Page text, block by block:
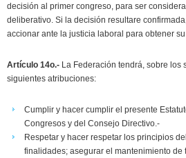
decisión al primer congreso, para ser
deliberativo. Si la decisión resultare
accionar ante la justicia laboral para obtener
Artículo 14o.- La Federación tendrá, sobre los
siguientes atribuciones:
Cumplir y hacer cumplir el presente
Congresos y del Consejo Directivo.-
Respetar y hacer respetar los principios
finalidades; asegurar el mantenimiento de